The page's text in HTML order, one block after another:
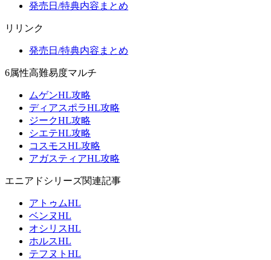
発売日/特典内容まとめ
リリンク
発売日/特典内容まとめ
6属性高難易度マルチ
ムゲンHL攻略
ディアスポラHL攻略
ジークHL攻略
シエテHL攻略
コスモスHL攻略
アガスティアHL攻略
エニアドシリーズ関連記事
アトゥムHL
ベンヌHL
オシリスHL
ホルスHL
テフヌトHL